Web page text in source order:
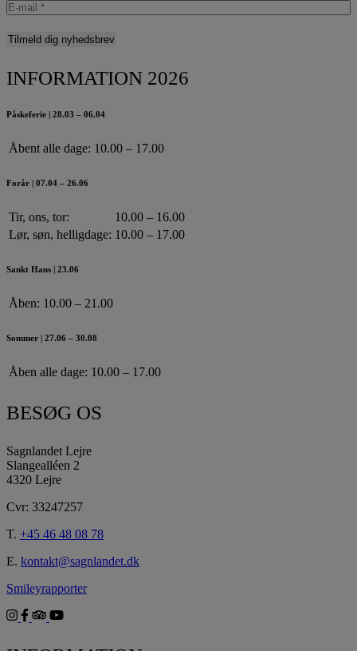
INFORMATION 2026
Påskeferie | 28.03 – 06.04
Åbent alle dage: 10.00 – 17.00
Forår | 07.04 – 26.06
Tir, ons, tor:
10.00 – 16.00
Lør, søn, helligdage: 10.00 – 17.00
Sankt Hans | 23.06
Åben: 10.00 – 21.00
Sommer | 27.06 – 30.08
Åben alle dage: 10.00 – 17.00
BESØG OS
Sagnlandet Lejre
Slangealléen 2
4320 Lejre
Cvr: 33247257
T. +45 46 48 08 78
E. kontakt@sagnlandet.dk
Smileyrapporter